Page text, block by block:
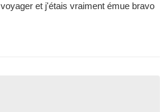
et j'étais vraiment émue bravo